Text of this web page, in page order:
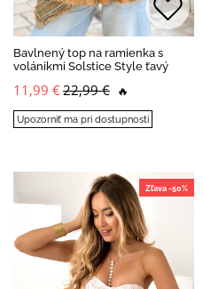
Bavlnený top na ramienka s
volánikmi Solstice Style ťavý
11,99 €22,99 € 🔥
Upozorniť ma pri dostupnosti
Zľava -50%